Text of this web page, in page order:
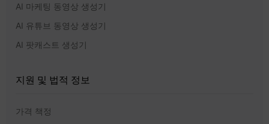
AI 마케팅 동영상 생성기
AI 유튜브 동영상 생성기
AI 팟캐스트 생성기
지원 및 법적 정보
가격 책정